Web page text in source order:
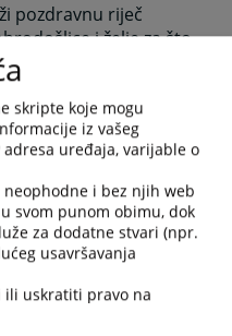
pozdravnu riječ
i želje za što
najavu budućih
događanja.
prikazuje pitanja i
sudu, a vezana
vezane za sam sud.
detaljne informacije
vremenski period.
informacije koje
i informacije osim
skripte koje mogu
iz vašeg
uređaja, varijable o
i bez njih web
svom punom obimu, dok
za dodatne stvari (npr.
usavršavanja
ili uskratiti pravo na